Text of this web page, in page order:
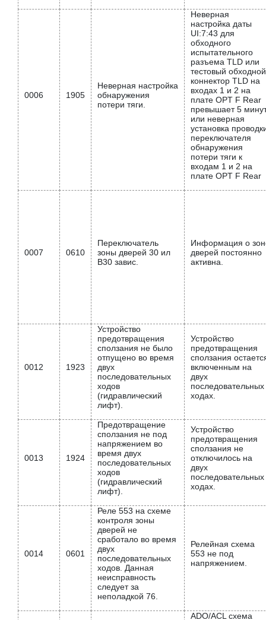
0006 1905
Неверная настройка
обнаружения
потери тяги.
Неверная
настройка даты
UI:7:43 для
обходного
испытательного
разъема TLD или
тестовый обходной
коннектор TLD на
входах 1 и 2 на
плате OPT F Rear
превышает 5
или неверная
установка
переключателя
обнаружения
потери тяги к
входам 1 и 2 на
плате OPT F Rear
0007 0610
Переключатель
зоны дверей 30 ил
В30 завис.
Информация о
дверей постоянно
активна.
0012 1923
Устройство
предотвращения
сползания не было
отпущено во время
двух
последовательных
ходов
(гидравлический
лифт).
Устройство
предотвращения
сползания
включенным на
двух
последовательных
ходах.
0013 1924
Предотвращение
сползания не под
напряжением во
время двух
последовательных
ходов
(гидравлический
лифт).
Устройство
предотвращения
сползания не
отключилось на
двух
последовательных
ходах.
0014 0601
Реле 553 на схеме
контроля зоны
дверей не
сработало во время
двух
последовательных
ходов. Данная
неисправность
следует за
неполадкой 76.
Релейная схема
553 не под
напряжением.
ADO/ACL схема